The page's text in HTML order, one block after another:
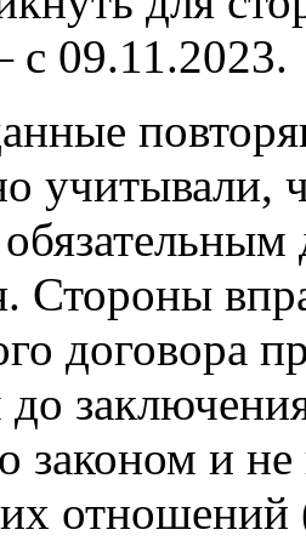
с 09.11.2023.
учитывали,
Стороны
договора
законом и
отношений